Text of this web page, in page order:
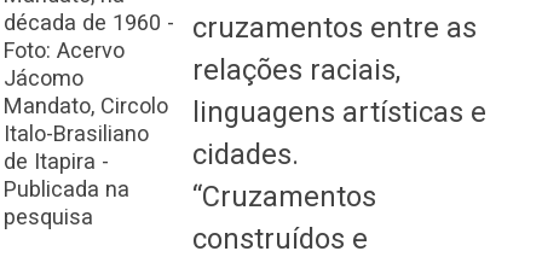
década de 1960 -
Foto: Acervo
Jácomo
Mandato, Circolo
Italo-Brasiliano
de Itapira -
Publicada na
pesquisa
cruzamentos entre as
relações raciais,
linguagens artísticas e
cidades.
“Cruzamentos
construídos e